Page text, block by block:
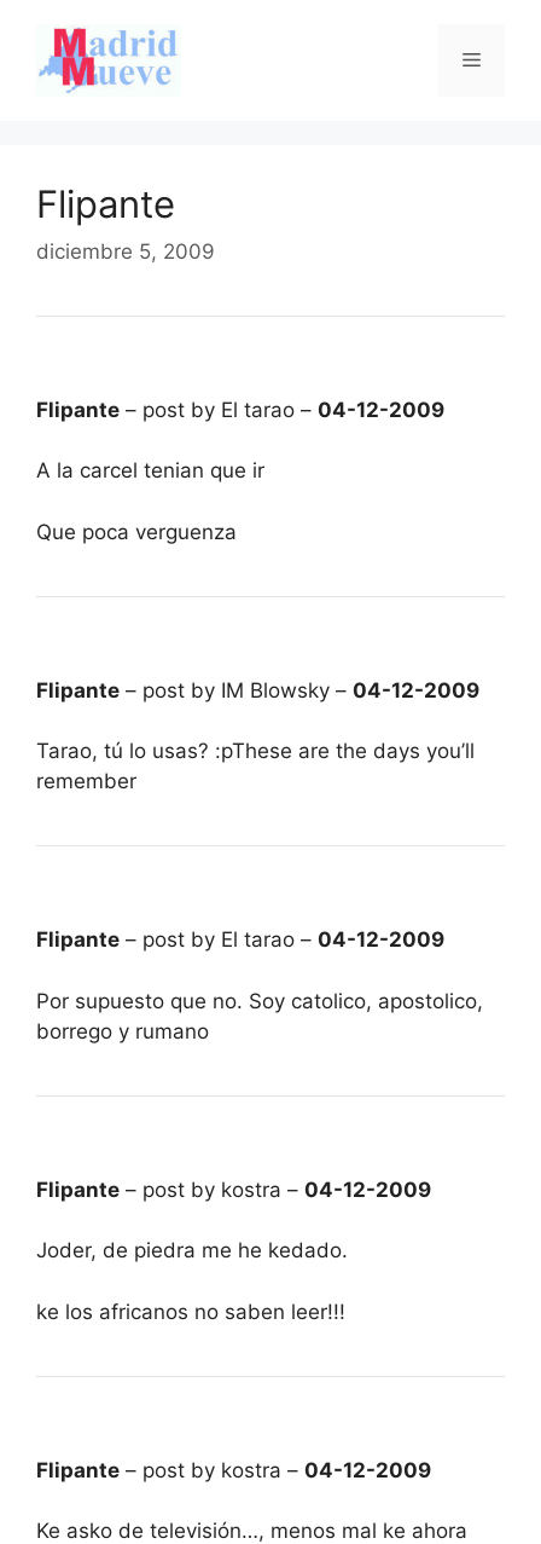
contenido
Menú
Flipante
diciembre 5, 2009
Flipante – post by El tarao – 04-12-2009
A la carcel tenian que ir
Que poca verguenza
Flipante – post by IM Blowsky – 04-12-2009
Tarao, tú lo usas? :pThese are the days you’ll
remember
Flipante – post by El tarao – 04-12-2009
Por supuesto que no. Soy catolico, apostolico,
borrego y rumano
Flipante – post by kostra – 04-12-2009
Joder, de piedra me he kedado.
ke los africanos no saben leer!!!
Flipante – post by kostra – 04-12-2009
Ke asko de televisión…, menos mal ke ahora